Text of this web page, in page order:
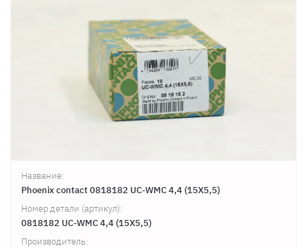
Название:
Phoenix contact 0818182 UC-WMC 4,4 (15X5,5)
Номер детали (артикул):
0818182 UC-WMC 4,4 (15X5,5)
Производитель: